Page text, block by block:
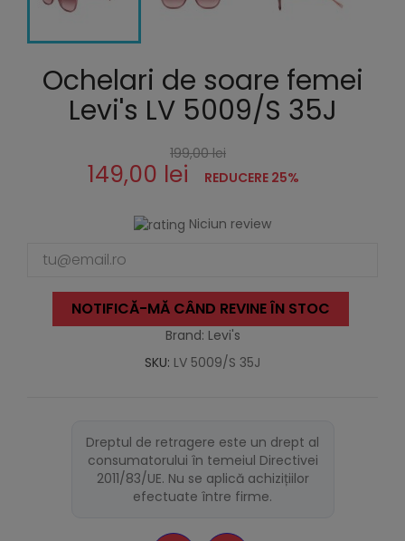
Ochelari de soare femei
Levi's LV 5009/S 35J
199,00 lei
149,00 lei REDUCERE 25%
Niciun review
NOTIFICĂ-MĂ CÂND REVINE ÎN STOC
Brand: Levi's
SKU: LV 5009/S 35J
Dreptul de retragere este un drept al
consumatorului în temeiul Directivei
2011/83/UE. Nu se aplică achizițiilor
efectuate între firme.